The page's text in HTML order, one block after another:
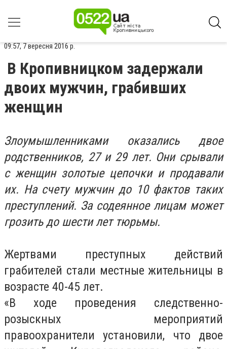
09:57, 7 вересня 2016 р.
В Кропивницком задержали
двоих мужчин, грабивших
женщин
Злоумышленниками оказались двое
родственников, 27 и 29 лет. Они срывали
с женщин золотые цепочки и продавали
их. На счету мужчин до 10 фактов таких
преступлений. За содеянное лицам может
грозить до шести лет тюрьмы.
Жертвами преступных действий
грабителей стали местные жительницы в
возрасте 40-45 лет.
«В ходе проведения следственно-
розыскных мероприятий
правоохранители установили, что двое